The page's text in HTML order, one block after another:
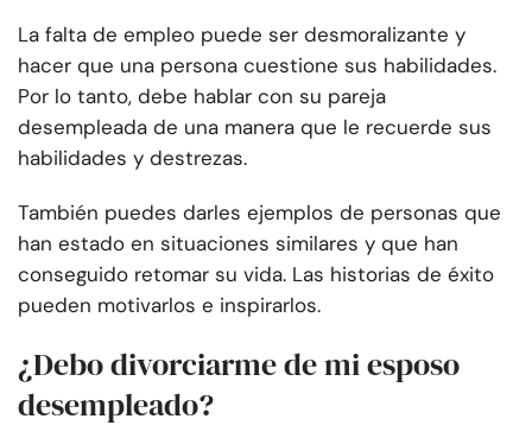
La falta de empleo puede ser desmoralizante y
hacer que una persona cuestione sus habilidades.
Por lo tanto, debe hablar con su pareja
desempleada de una manera que le recuerde sus
habilidades y destrezas.
También puedes darles ejemplos de personas que
han estado en situaciones similares y que han
conseguido retomar su vida. Las historias de éxito
pueden motivarlos e inspirarlos.
¿Debo divorciarme de mi esposo
desempleado?